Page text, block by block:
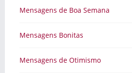
Mensagens de Boa Semana
Mensagens Bonitas
Mensagens de Otimismo